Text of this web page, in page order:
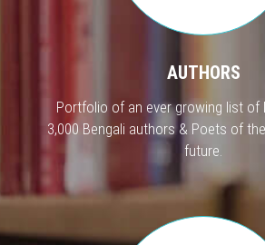
AUTHORS
Portfolio of an ever growing list of
3,000 Bengali authors & Poets of
future.